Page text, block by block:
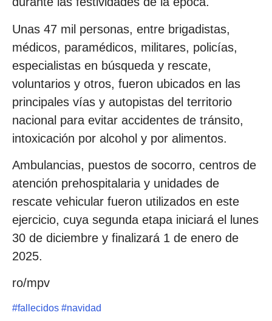
Unas 47 mil personas, entre brigadistas,
médicos, paramédicos, militares, policías,
especialistas en búsqueda y rescate,
voluntarios y otros, fueron ubicados en las
principales vías y autopistas del territorio
nacional para evitar accidentes de tránsito,
intoxicación por alcohol y por alimentos.
Ambulancias, puestos de socorro, centros de
atención prehospitalaria y unidades de
rescate vehicular fueron utilizados en este
ejercicio, cuya segunda etapa iniciará el lunes
30 de diciembre y finalizará 1 de enero de
2025.
ro/mpv
#fallecidos #navidad